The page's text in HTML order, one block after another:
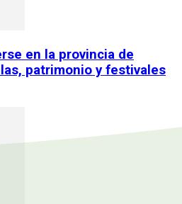
en la provincia de
patrimonio y festivales